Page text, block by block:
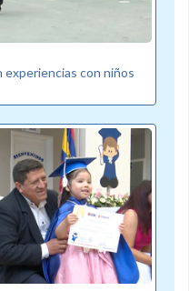
con niños